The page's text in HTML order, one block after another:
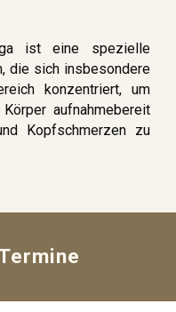
ist eine spezielle
die sich insbesondere
konzentriert, um
aufnahmebereit
Kopfschmerzen zu